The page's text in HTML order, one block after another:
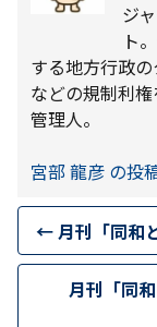
ジ
ト
する地方行政
などの規制利
管理人。
宮部 龍彦 の投
← 月刊「同和
月刊「同